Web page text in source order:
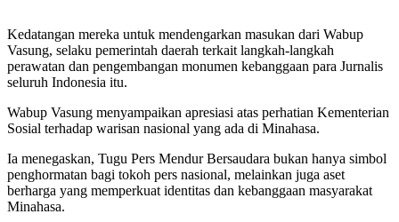
Kedatangan mereka untuk mendengarkan masukan dari Wabup
Vasung, selaku pemerintah daerah terkait langkah-langkah
perawatan dan pengembangan monumen kebanggaan para Jurnalis
seluruh Indonesia itu.
Wabup Vasung menyampaikan apresiasi atas perhatian Kementerian
Sosial terhadap warisan nasional yang ada di Minahasa.
Ia menegaskan, Tugu Pers Mendur Bersaudara bukan hanya simbol
penghormatan bagi tokoh pers nasional, melainkan juga aset
berharga yang memperkuat identitas dan kebanggaan masyarakat
Minahasa.